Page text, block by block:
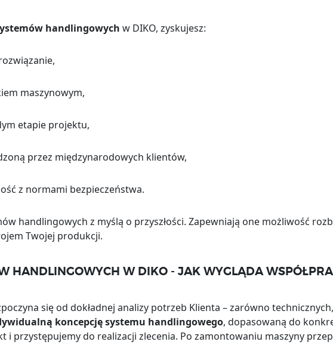
handlingowych w DIKO, zyskujesz:
maszynowym,
etapie projektu,
przez międzynarodowych klientów,
z normami bezpieczeństwa.
handlingowych z myślą o przyszłości. Zapewniają one możliwość
Twojej produkcji.
HANDLINGOWYCH W DIKO - JAK WYGLĄDA
się od dokładnej analizy potrzeb Klienta – zarówno
koncepcję systemu handlingowego, dopasowaną do
i przystępujemy do realizacji zlecenia. Po zamontowaniu maszyny